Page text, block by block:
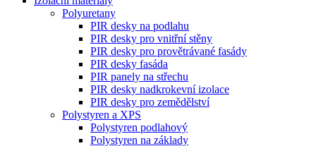
Polyuretany
PIR desky na podlahu
PIR desky pro vnitřní stěny
PIR desky pro provětrávané fasády
PIR desky fasáda
PIR panely na střechu
PIR desky nadkrokevní izolace
PIR desky pro zemědělství
Polystyren a XPS
Polystyren podlahový
Polystyren na základy